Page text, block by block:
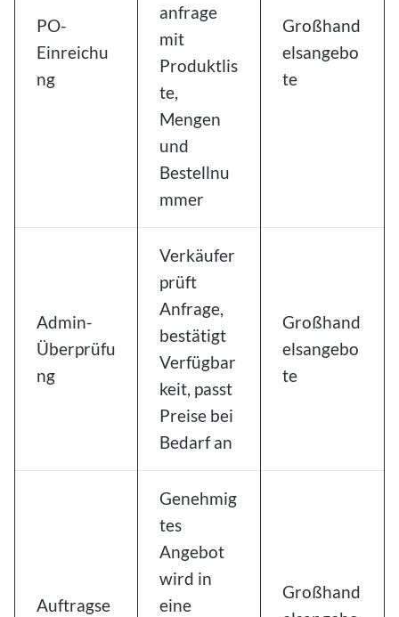
PO-
Einreichu
ng
anfrage
mit
Produktlis
te,
Mengen
und
Bestellnu
mmer
Großhand
elsangebo
te
Admin-
Überprüfu
ng
Verkäufer
prüft
Anfrage,
bestätigt
Verfügbar
keit, passt
Preise bei
Bedarf an
Großhand
elsangebo
te
Auftragse
Genehmig
tes
Angebot
wird in
eine
Großhand